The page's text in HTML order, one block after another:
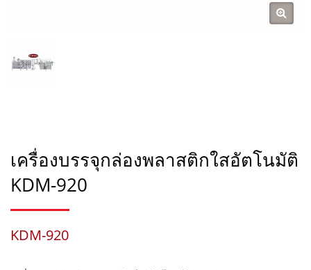
เครื่องบรรจุกล่องพลาสติกใสอัตโนมัติ
KDM-920
KDM-920